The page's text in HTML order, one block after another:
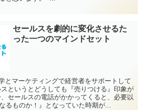
セールスを劇的に変化させるた
った一つのマインドセット
とマーケティングで経営者をサポートして
というとどうしても『売りつける』印象が
セールスの電話がかかってくると、必要以
るものか！』となっていた時期が...